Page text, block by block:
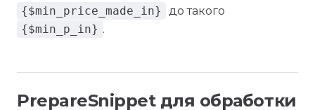
{$min_price_made_in}
до такого
{$min_p_in} .
PrepareSnippet для обработки